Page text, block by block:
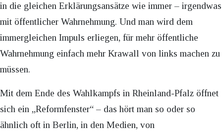
in die gleichen Erklärungsansätze wie immer – irgendwas
mit öffentlicher Wahrnehmung. Und man wird dem
immergleichen Impuls erliegen, für mehr öffentliche
Wahrnehmung einfach mehr Krawall von links machen zu
müssen.
Mit dem Ende des Wahlkampfs in Rheinland-Pfalz öffnet
sich ein „Reformfenster“ – das hört man so oder so
ähnlich oft in Berlin, in den Medien, von